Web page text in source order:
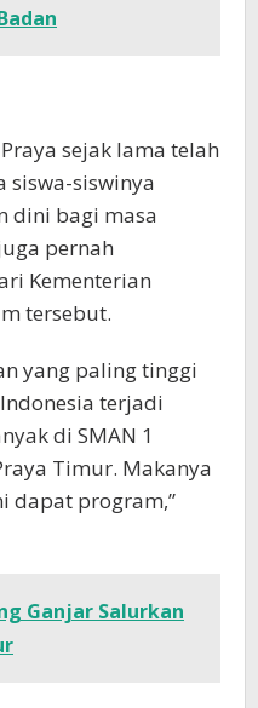
sejak lama telah
siswa-siswinya
dini bagi masa
pernah
Kementerian
tersebut.
yang paling tinggi
terjadi
di SMAN 1
Timur. Makanya
dapat program,”
Ganjar Salurkan